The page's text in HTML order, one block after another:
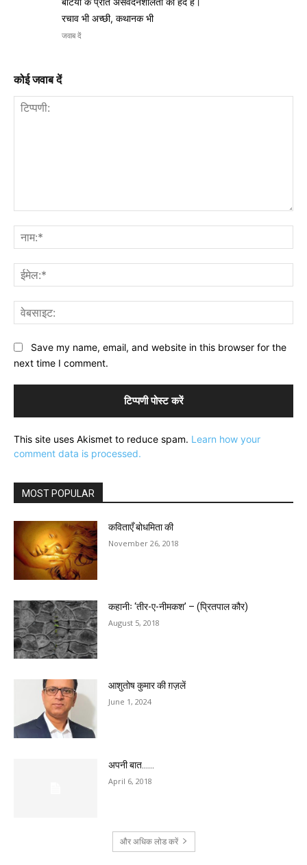
रचाव भी अच्छी, कथानक भी
जवाब दें
कोई जवाब दें
Save my name, email, and website in this browser for the
next time I comment.
This site uses Akismet to reduce spam. Learn how your
comment data is processed.
MOST POPULAR
कविताएँ बोधमिता की
November 26, 2018
कहानीः ‘तीर-ए-नीमकश’ – (प्रितपाल कौर)
August 5, 2018
आशुतोष कुमार की ग़ज़लें
June 1, 2024
अपनी बात……
April 6, 2018
और अधिक लोड करें